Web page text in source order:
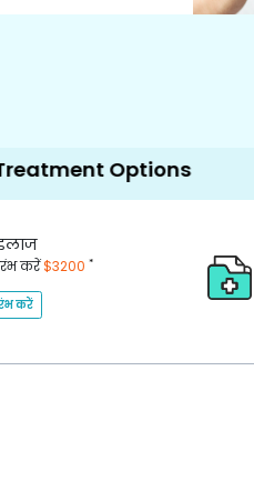
Options
करें$3200 *
करें